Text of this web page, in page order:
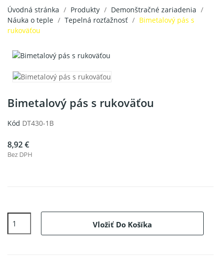
Úvodná stránka Produkty
Demonštračné zariadenia
Náuka o teple
Tepelná rozťažnosť
Bimetalový pás s
rukoväťou
Bimetalový pás s rukoväťou
Kód DT430-1B
8,92 €
Bez DPH
Vložiť Do Košíka